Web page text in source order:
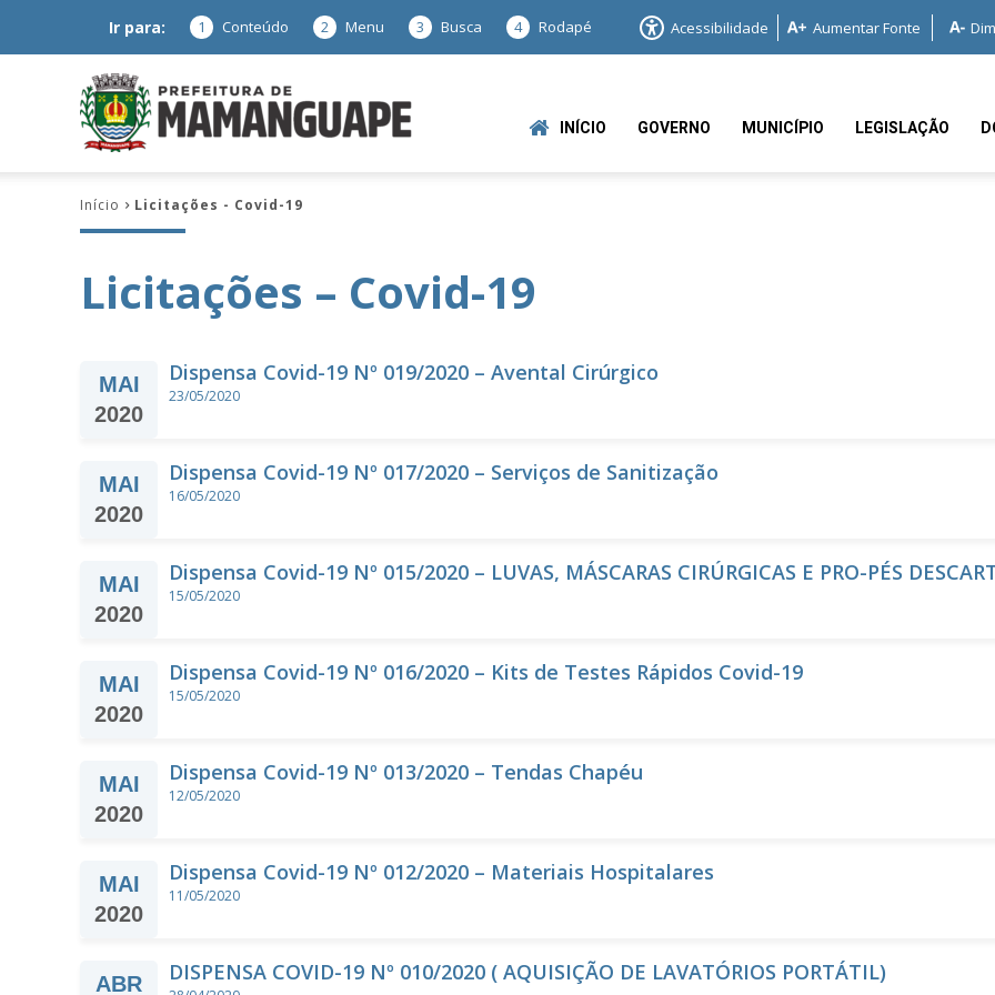
Ir para: 1 Conteúdo 2 Menu 3 Busca 4 Rodapé Acessibilidade Aumentar Fonte
–
PB
INÍCIO GOVERNO MUNICÍPIO LEGISLAÇÃO
Início Licitações - Covid-19
Licitações – Covid-19
MAI
2020
Dispensa Covid-19 Nº 019/2020 – Avental Cirúrgico
23/05/2020
MAI
2020
Dispensa Covid-19 Nº 017/2020 – Serviços de Sanitização
16/05/2020
MAI
2020
Dispensa Covid-19 Nº 015/2020 – LUVAS, MÁSCARAS CIRÚRGICAS E PRO-PÉS
15/05/2020
MAI
2020
Dispensa Covid-19 Nº 016/2020 – Kits de Testes Rápidos Covid-19
15/05/2020
MAI
2020
Dispensa Covid-19 Nº 013/2020 – Tendas Chapéu
12/05/2020
MAI
2020
Dispensa Covid-19 Nº 012/2020 – Materiais Hospitalares
11/05/2020
ABR DISPENSA COVID-19 Nº 010/2020 ( AQUISIÇÃO DE LAVATÓRIOS PORTÁTIL)